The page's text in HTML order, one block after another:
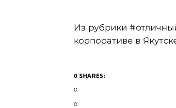
Из рубрики
корпоративе в
0 SHARES:
0
0